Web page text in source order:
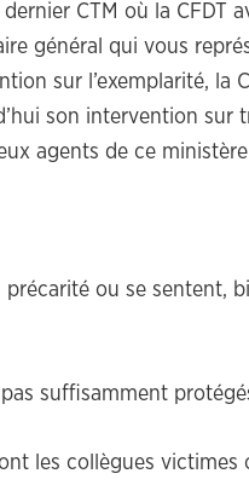
dernier CTM où la CFDT
général qui vous
sur l’exemplarité, la
son intervention sur
agents de ce
ou se sentent,
suffisamment
les collègues victimes